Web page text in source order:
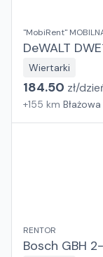
"MobiRent"
OGRODOWEGO
DeWALT
Wiertarki
184.50 zł/
+155 km Błażowa
RENTOR
Bosch GBH